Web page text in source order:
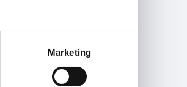
Marketing
Giustizia e sicurezza
Green economy
Impianti sportivi